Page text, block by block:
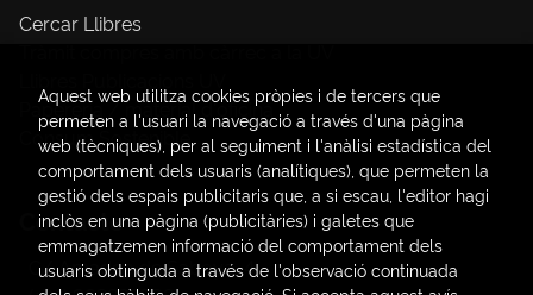
Cercar Llibres
Papereria / material d'oficina
Consum Sostenible
Contacte
C/ Amadeo de Saboya, 4
Aquest web utilitza cookies pròpies i de tercers que
permeten a l'usuari la navegació a través d'una pàgina
web (tècniques), per al seguiment i l'anàlisi estadística del
comportament dels usuaris (analítiques), que permeten la
gestió dels espais publicitaris que, a si escau, l'editor hagi
inclòs en una pàgina (publicitàries) i galetes que
emmagatzemen informació del comportament dels
usuaris obtinguda a través de l'observació continuada